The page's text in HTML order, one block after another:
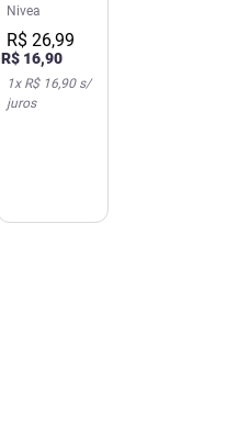
Original Care
4,8g
Nivea
R$ 26,99
R$ 16,90
1x R$ 16,90s/
juros